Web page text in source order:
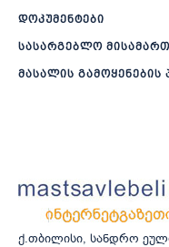
დოკუმენტები
სასარგებლო
მასალის გამოყენების
ქ.თბილისი, სანდრო